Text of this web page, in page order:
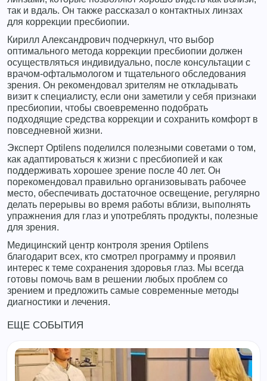
так и вдаль. Он также рассказал о контактных линзах
для коррекции пресбиопии.
Кирилл Александрович подчеркнул, что выбор
оптимального метода коррекции пресбиопии должен
осуществляться индивидуально, после консультации с
врачом-офтальмологом и тщательного обследования
зрения. Он рекомендовал зрителям не откладывать
визит к специалисту, если они заметили у себя признаки
пресбиопии, чтобы своевременно подобрать
подходящие средства коррекции и сохранить комфорт в
повседневной жизни.
Эксперт Optilens поделился полезными советами о том,
как адаптироваться к жизни с пресбиопией и как
поддерживать хорошее зрение после 40 лет. Он
порекомендовал правильно организовывать рабочее
место, обеспечивать достаточное освещение, регулярно
делать перерывы во время работы вблизи, выполнять
упражнения для глаз и употреблять продукты, полезные
для зрения.
Медицинский центр контроля зрения Optilens
благодарит всех, кто смотрел программу и проявил
интерес к теме сохранения здоровья глаз. Мы всегда
готовы помочь вам в решении любых проблем со
зрением и предложить самые современные методы
диагностики и лечения.
ЕЩЕ СОБЫТИЯ